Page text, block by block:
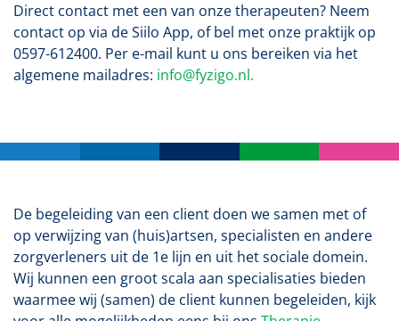
Direct contact met een van onze therapeuten? Neem
contact op via de Siilo App, of bel met onze praktijk op
0597-612400. Per e-mail kunt u ons bereiken via het
algemene mailadres: info@fyzigo.nl.
De begeleiding van een client doen we samen met of
op verwijzing van (huis)artsen, specialisten en andere
zorgverleners uit de 1e lijn en uit het sociale domein.
Wij kunnen een groot scala aan specialisaties bieden
waarmee wij (samen) de client kunnen begeleiden, kijk